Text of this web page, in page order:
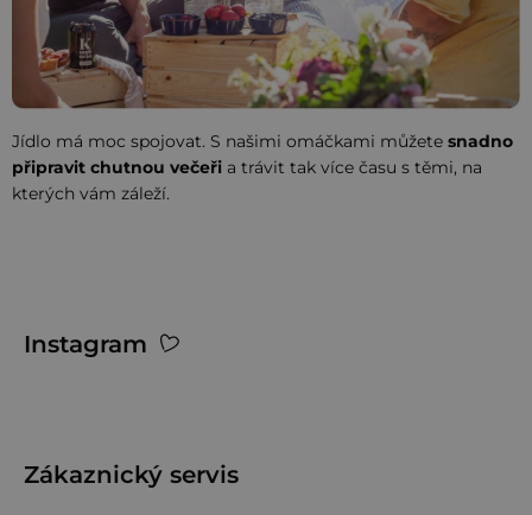
Jídlo má moc spojovat. S našimi omáčkami můžete snadno
připravit chutnou večeři a trávit tak více času s těmi, na
kterých vám záleží.
Instagram
Zákaznický servis